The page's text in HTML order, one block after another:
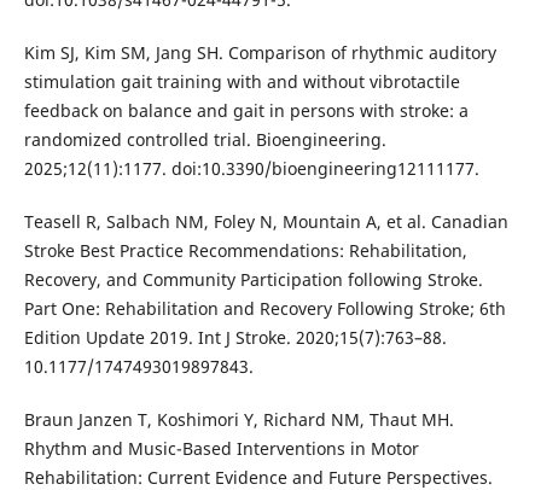
Kim SJ, Kim SM, Jang SH. Comparison of rhythmic auditory
stimulation gait training with and without vibrotactile
feedback on balance and gait in persons with stroke: a
randomized controlled trial. Bioengineering.
2025;12(11):1177. doi:10.3390/bioengineering12111177.
Teasell R, Salbach NM, Foley N, Mountain A, et al. Canadian
Stroke Best Practice Recommendations: Rehabilitation,
Recovery, and Community Participation following Stroke.
Part One: Rehabilitation and Recovery Following Stroke; 6th
Edition Update 2019. Int J Stroke. 2020;15(7):763–88.
10.1177/1747493019897843.
Braun Janzen T, Koshimori Y, Richard NM, Thaut MH.
Rhythm and Music-Based Interventions in Motor
Rehabilitation: Current Evidence and Future Perspectives.